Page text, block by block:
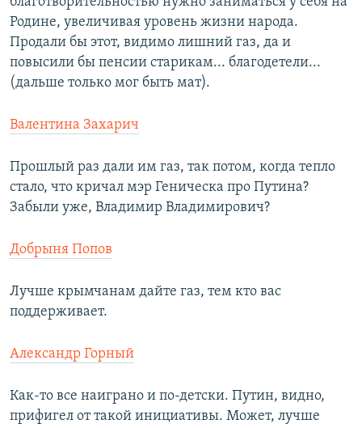
Родине, увеличивая уровень жизни народа.
Продали бы этот, видимо лишний газ, да и
повысили бы пенсии старикам... благодетели...
(дальше только мог быть мат).
Валентина Захарич
Прошлый раз дали им газ, так потом, когда тепло
стало, что кричал мэр Геническа про Путина?
Забыли уже, Владимир Владимирович?
Добрыня Попов
Лучше крымчанам дайте газ, тем кто вас
поддерживает.
Александр Горный
Как-то все наиграно и по-детски. Путин, видно,
прифигел от такой инициативы. Может, лучше